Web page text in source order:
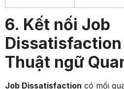
6. Kết nối Job
Thuật ngữ
Job Dissatisfaction có mối